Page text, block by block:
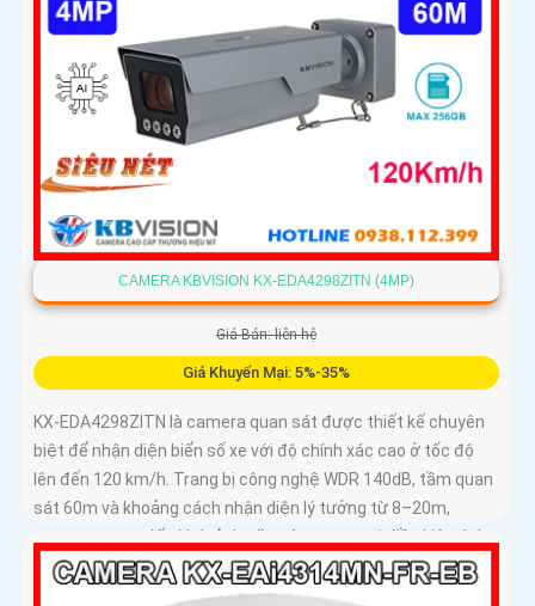
CAMERA KBVISION KX-EDA4298ZITN (4MP)
Giá Bán: liên hệ
Giá Khuyến Mại: 5%-35%
KX-EDA4298ZITN là camera quan sát được thiết kế chuyên
biệt để nhận diện biển số xe với độ chính xác cao ở tốc độ
lên đến 120 km/h. Trang bị công nghệ WDR 140dB, tầm quan
sát 60m và khoảng cách nhận diện lý tưởng từ 8–20m,
camera mang đến hình ảnh sắc nét trong mọi điều kiện ánh
sáng